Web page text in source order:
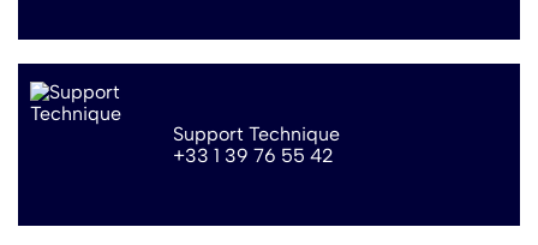
Support Technique
+33 1 39 76 55 42